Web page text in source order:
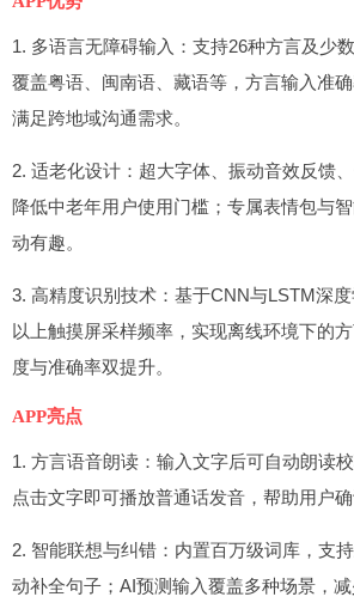
1. 多语言无障碍输入：支持26种方言及少
覆盖粤语、闽南语、藏语等，方言输入准
满足跨地域沟通需求。
2. 适老化设计：超大字体、振动音效反馈
降低中老年用户使用门槛；专属表情包与
动有趣。
3. 高精度识别技术：基于CNN与LSTM深
以上触摸屏采样频率，实现离线环境下的
度与准确率双提升。
APP亮点
1. 方言语音朗读：输入文字后可自动朗读
点击文字即可播放普通话发音，帮助用户确
2. 智能联想与纠错：内置百万级词库，支
动补全句子；AI预测输入覆盖多种场景，减